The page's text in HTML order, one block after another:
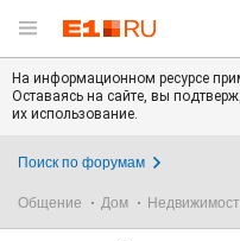
На информационном ресурсе
Оставаясь на сайте, вы
их использование.
Поиск по форумам
Общение Дом